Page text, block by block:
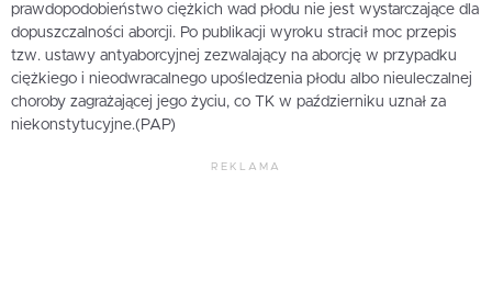
prawdopodobieństwo ciężkich wad płodu nie jest wystarczające dla
dopuszczalności aborcji. Po publikacji wyroku stracił moc przepis
tzw. ustawy antyaborcyjnej zezwalający na aborcję w przypadku
ciężkiego i nieodwracalnego upośledzenia płodu albo nieuleczalnej
choroby zagrażającej jego życiu, co TK w październiku uznał za
niekonstytucyjne.(PAP)
REKLAMA